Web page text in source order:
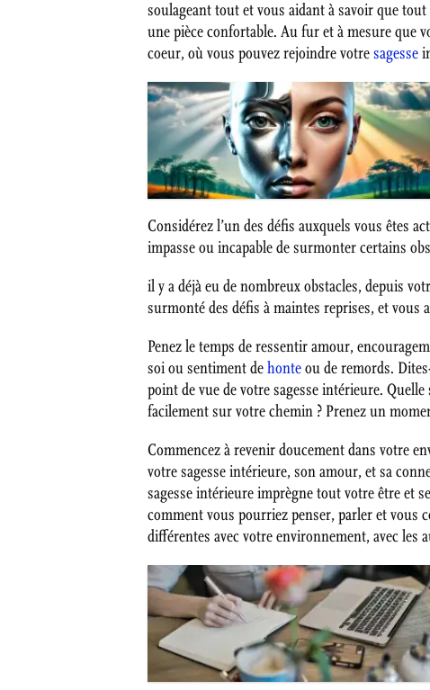
soulageant tout et vous aidant à savoir que
une pièce confortable. Au fur et à mesure que
coeur, où vous pouvez rejoindre votresagesse
Considérez l’un des défis auxquels vous êtes
impasse ou incapable de surmonter certains
il y a déjà eu de nombreux obstacles, depuis
surmonté des défis à maintes reprises, et vous
Penez le temps de ressentir amour,
soi ou sentiment dehonteou de remords.
point de vue de votre sagesse intérieure.
facilement sur votre chemin ? Prenez un
Commencez à revenir doucement dans votre
votre sagesse intérieure, son amour, et sa
sagesse intérieure imprègne tout votre être et
comment vous pourriez penser, parler et vous
différentes avec votre environnement, avec les